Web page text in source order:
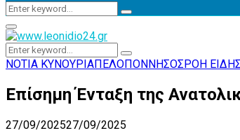
Search
Search
Primary
Menu
Search
for:
Search
ΝΟΤΙΑ ΚΥΝΟΥΡΙΑΠΕΛΟΠΟΝΝΗΣΟΣ ΡΟΗ
Επίσημη Ένταξη της
27/09/202527/09/2025